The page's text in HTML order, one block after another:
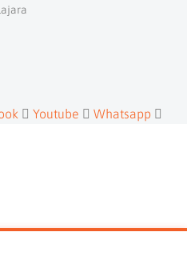
Youtube Whatsapp